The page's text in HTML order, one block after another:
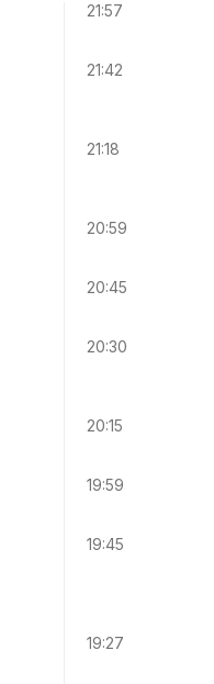
21:57
21:42
21:18
20:59
20:45
20:30
20:15
19:59
19:45
19:27